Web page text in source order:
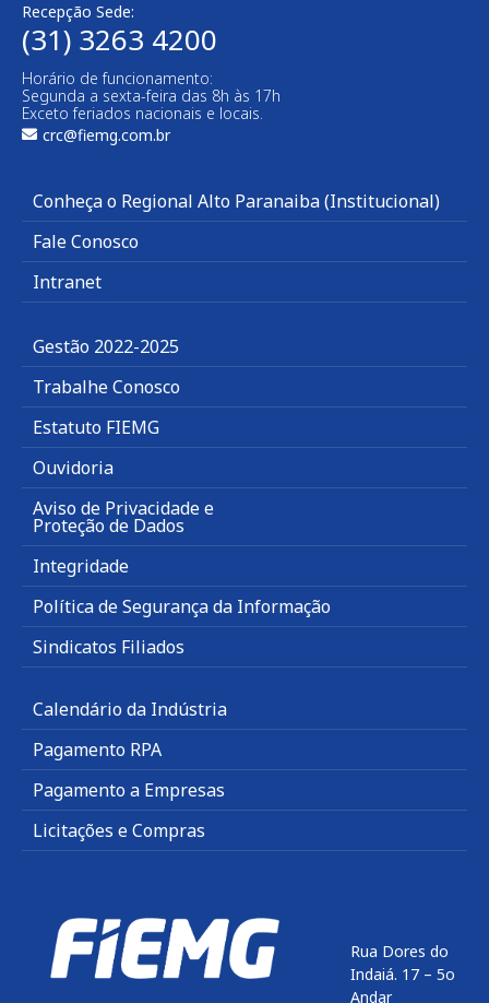
Recepção Sede:
(31) 3263 4200
Horário de funcionamento:
Segunda a sexta-feira das 8h às 17h
Exceto feriados nacionais e locais.
crc@fiemg.com.br
Conheça o Regional Alto Paranaiba (Institucional)
Fale Conosco
Intranet
Gestão 2022-2025
Trabalhe Conosco
Estatuto FIEMG
Ouvidoria
Aviso de Privacidade e
Proteção de Dados
Integridade
Política de Segurança da Informação
Sindicatos Filiados
Calendário da Indústria
Pagamento RPA
Pagamento a Empresas
Licitações e Compras
Rua Dores do
Indaiá. 17 – 5o
Andar